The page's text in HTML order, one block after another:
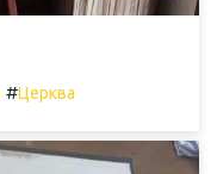
#Церква